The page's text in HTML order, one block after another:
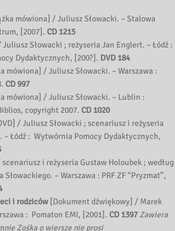
mówiona] / Juliusz Słowacki. – Stalowa
[2007].CD 1215
Juliusz Słowacki ; reżyseria Jan Englert. – Łódź :
Dydaktycznych, [200?]. DVD 184
mówiona] / Juliusz Słowacki. – Warszawa :
CD 997
mówiona] / Juliusz Słowacki. – Lublin :
copyright 2007.CD 1020
/ Juliusz Słowacki ; scenariusz i reżyseria
– Łódź : Wytwórnia Pomocy Dydaktycznych,
i reżyseria Gustaw Holoubek ; według
– Warszawa : PRF ZF “Pryzmat”,
i rodziców [Dokument dźwiękowy] / Marek
: Pomaton EMI, [2001].CD 1397 Zawiera
Zośka o wiersze nie prosi